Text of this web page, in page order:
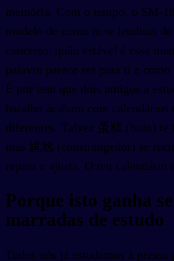
memória. Com o tempo, o SM-
modelo de como tu te lembras
concreto: quão estável é essa
palavra parece ser para ti e como
É por isso que dois amigos a
baralho acabam com
diferentes. Talvez 蛋糕 (bolo) te
mas 尴尬 (constrangedor) se
repara e ajusta. O teu calendário
Porque isto ganha
marradas de estudo
Todos nós já estudámos à pressa